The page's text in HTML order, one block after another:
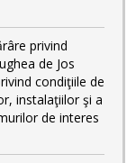
privind
de Jos
condiţiile de
instalaţiilor şi a
de interes